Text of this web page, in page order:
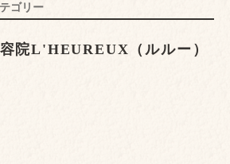
ゴリー
院L'HEUREUX（ルルー）